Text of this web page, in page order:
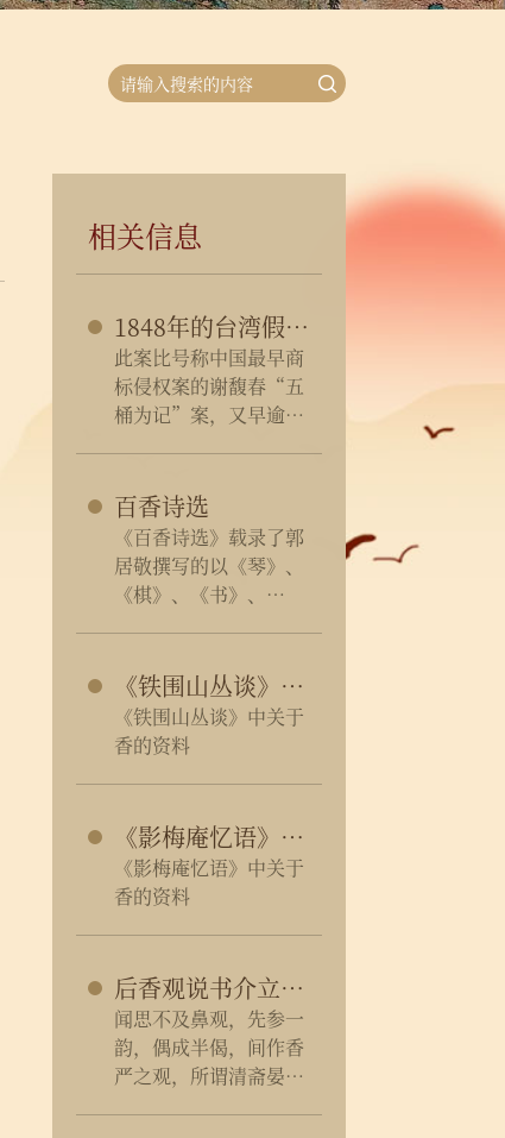
相关信息
1848年的台湾假冒香品案
此案比号称中国最早商
标侵权案的谢馥春“五
桶为记”案，又早逾半
百香诗选
《百香诗选》载录了郭
居敬撰写的以《琴》、
《棋》、《书》、
一首，均为元诗佚篇。
《铁围山丛谈》节选
《铁围山丛谈》中关于
香的资料
《影梅庵忆语》节选
《影梅庵忆语》中关于
香的资料
后香观说书介立旦公诗卷
闻思不及鼻观，先参一
韵，偶成半偈，间作香
严之观，所谓清斋晏